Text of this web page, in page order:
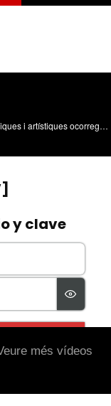
Divulgació de les activitats científiques, tecnològiques i artístiques ocorregudes en els tres campus de la UPV
més vídeos